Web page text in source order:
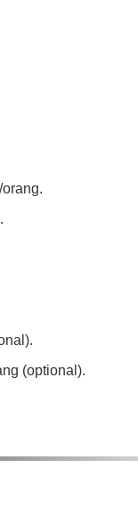
(optional).